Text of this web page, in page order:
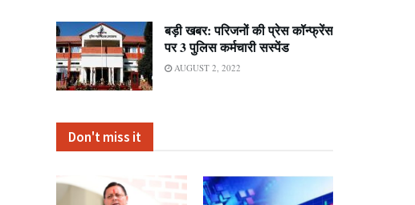
बड़ी खबर: परिजनों की प्रेस कॉन्फ्रेंस
पर 3 पुलिस कर्मचारी सस्पेंड
AUGUST 2, 2022
Don't miss it